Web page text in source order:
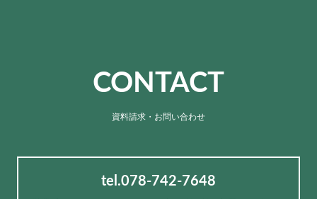
CONTACT
資料請求・お問い合わせ
tel.078-742-7648